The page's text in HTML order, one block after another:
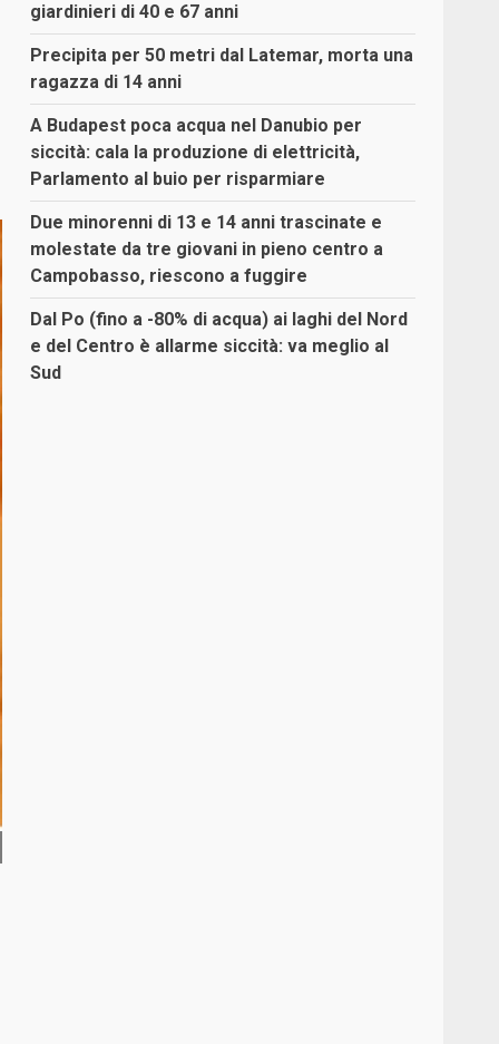
giardinieri di 40 e 67 anni
Precipita per 50 metri dal Latemar, morta una
ragazza di 14 anni
A Budapest poca acqua nel Danubio per
siccità: cala la produzione di elettricità,
Parlamento al buio per risparmiare
Due minorenni di 13 e 14 anni trascinate e
molestate da tre giovani in pieno centro a
Campobasso, riescono a fuggire
Dal Po (fino a -80% di acqua) ai laghi del Nord
e del Centro è allarme siccità: va meglio al
Sud